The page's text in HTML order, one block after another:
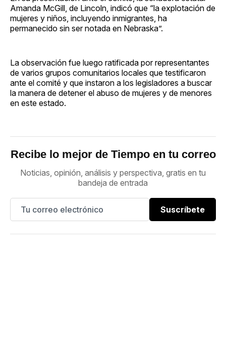
Amanda McGill, de Lincoln, indicó que “la explotación de
mujeres y niños, incluyendo inmigrantes, ha
permanecido sin ser notada en Nebraska”.
La observación fue luego ratificada por representantes
de varios grupos comunitarios locales que testificaron
ante el comité y que instaron a los legisladores a buscar
la manera de detener el abuso de mujeres y de menores
en este estado.
Recibe lo mejor de Tiempo en tu correo
Noticias, opinión, análisis y perspectiva, gratis en tu
bandeja de entrada
Suscríbete